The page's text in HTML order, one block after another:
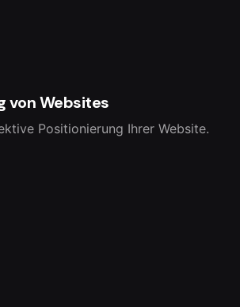
von Websites
Positionierung Ihrer Website.